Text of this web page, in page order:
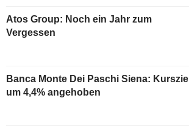
Atos Group: Noch ein Jahr zum
Vergessen
Banca Monte Dei Paschi Siena: Kursziel
um 4,4% angehoben